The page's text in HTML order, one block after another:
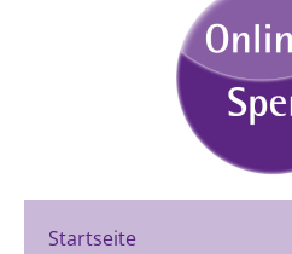
Startseite